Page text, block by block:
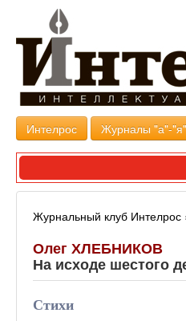
Интелрос Журналы "а"-"я"
Журнальный клуб Интелрос
Олег ХЛЕБНИКОВ
На исходе шестого
Стихи